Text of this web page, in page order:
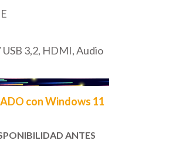
3,2, HDMI, Audio
con Windows 11
ANTES